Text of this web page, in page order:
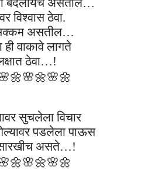
बदलायचे असतील…
विश्वास ठेवा.
असतील…
ही वाकावे लागते
ठेवा…!
🌸🌼🌸🌼
सुचलेला विचार
पडलेला पाऊस
असते…!
🌸🌼🌸🌼